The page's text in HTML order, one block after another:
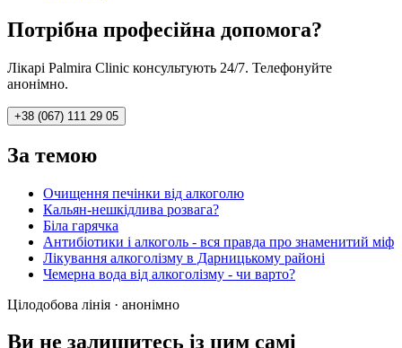
Потрібна професійна допомога?
Лікарі Palmira Clinic консультують 24/7. Телефонуйте
анонімно.
+38 (067) 111 29 05
За темою
Очищення печінки від алкоголю
Кальян-нешкідлива розвага?
Біла гарячка
Антибіотики і алкоголь - вся правда про знаменитий міф
Лікування алкоголізму в Дарницькому районі
Чемерна вода від алкоголізму - чи варто?
Цілодобова лінія · анонімно
Ви не залишитесь із цим самі